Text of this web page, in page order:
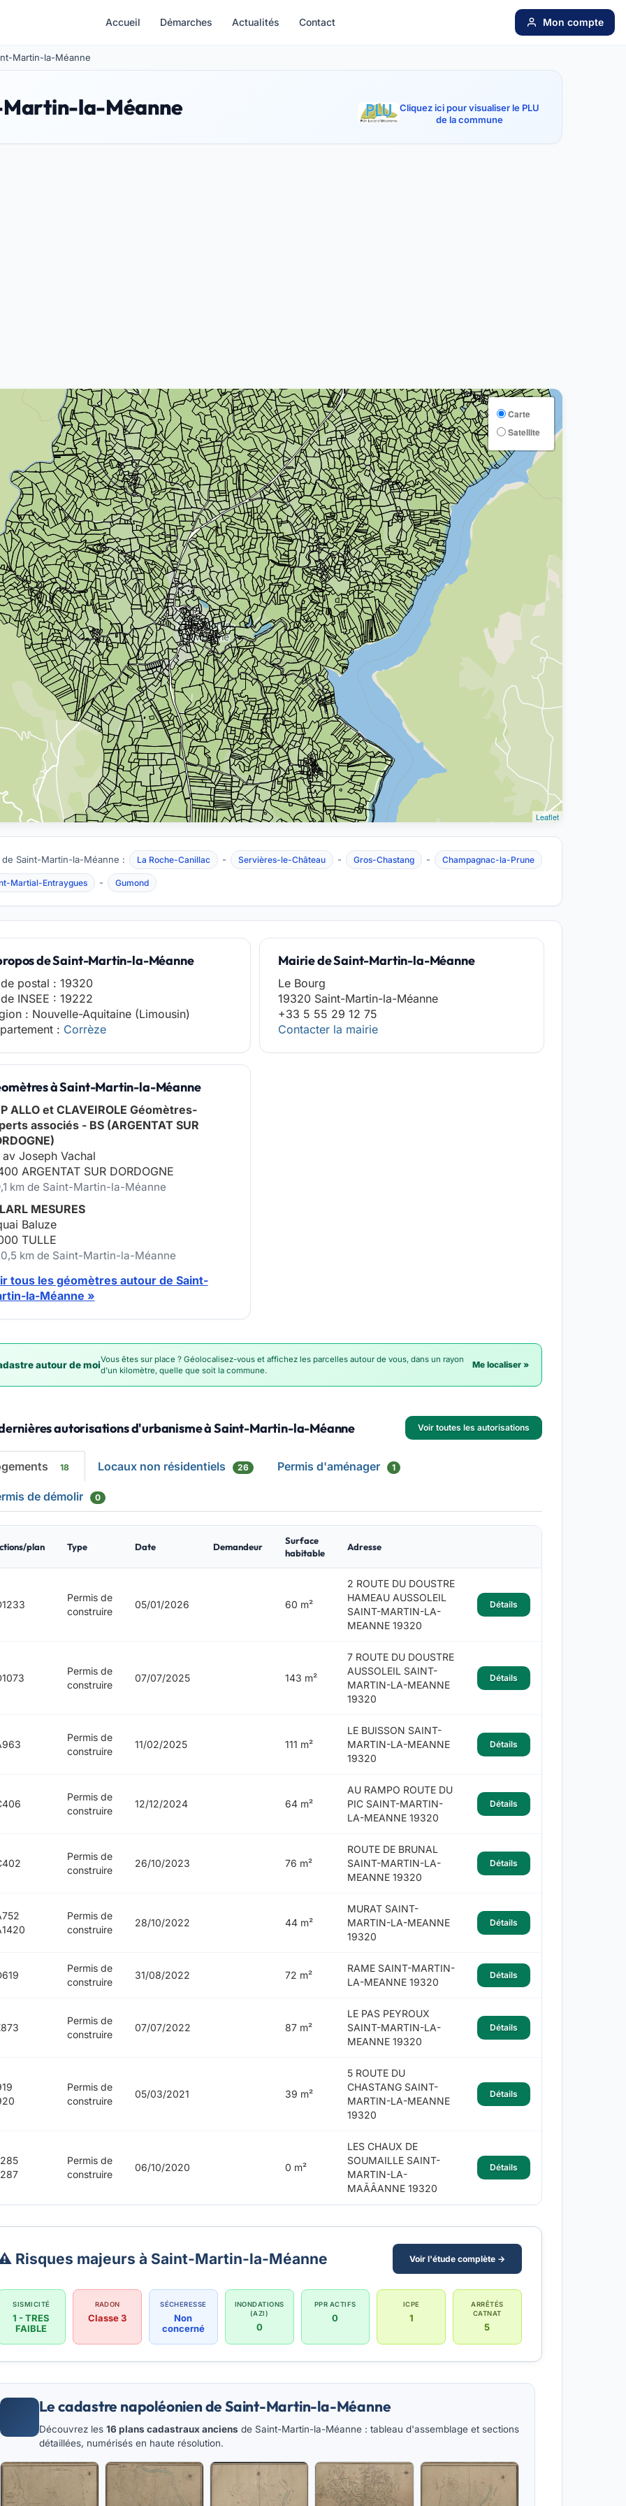
Accueil Démarches Actualités Contact Mon compte
Martin-la-Méanne
Martin-la-Méanne
Cliquez ici pour visualiser le PLU
de la commune
Carte
Satellite
Leaflet
Saint-Martin-la-Méanne : La Roche-Canillac - Servières-le-Château - Gros-Chastang - Champagnac-la-Prune
Martial-Entraygues - Gumond
de Saint-Martin-la-Méanne
postal : 19320
INSEE : 19222
: Nouvelle-Aquitaine (Limousin)
: Corrèze
Mairie de Saint-Martin-la-Méanne
Le Bourg
19320 Saint-Martin-la-Méanne
+33 5 55 29 12 75
Contacter la mairie
à Saint-Martin-la-Méanne
ALLO et CLAVEIROLE Géomètres-
associés - BS (ARGENTAT SUR
Joseph Vachal
ARGENTAT SUR DORDOGNE
km de Saint-Martin-la-Méanne
MESURES
Baluze
TULLE
km de Saint-Martin-la-Méanne
tous les géomètres autour de Saint-
la-Méanne »
autour de moiVous êtes sur place ? Géolocalisez-vous et affichez les parcelles autour de vous, dans un rayon
d'un kilomètre, quelle que soit la commune.
Me localiser »
autorisations d'urbanisme à Saint-Martin-la-Méanne Voir toutes les autorisations
18 Locaux non résidentiels 26 Permis d'aménager 1
de démolir 0
plan Type Date Demandeur
Surface
habitable
Adresse
Permis de
construire
05/01/2026 60 m²
2 ROUTE DU DOUSTRE
HAMEAU AUSSOLEIL
SAINT-MARTIN-LA-
MEANNE 19320
Détails
Permis de
construire
07/07/2025 143 m²
7 ROUTE DU DOUSTRE
AUSSOLEIL SAINT-
MARTIN-LA-MEANNE
19320
Détails
Permis de
construire
11/02/2025 111 m²
LE BUISSON SAINT-
MARTIN-LA-MEANNE
19320
Détails
Permis de
construire
12/12/2024 64 m²
AU RAMPO ROUTE DU
PIC SAINT-MARTIN-
LA-MEANNE 19320
Détails
Permis de
construire
26/10/2023 76 m²
ROUTE DE BRUNAL
SAINT-MARTIN-LA-
MEANNE 19320
Détails
Permis de
construire
28/10/2022 44 m²
MURAT SAINT-
MARTIN-LA-MEANNE
19320
Détails
Permis de
construire
31/08/2022 72 m²
RAME SAINT-MARTIN-
LA-MEANNE 19320
Détails
Permis de
construire
07/07/2022 87 m²
LE PAS PEYROUX
SAINT-MARTIN-LA-
MEANNE 19320
Détails
Permis de
construire
05/03/2021 39 m²
5 ROUTE DU
CHASTANG SAINT-
MARTIN-LA-MEANNE
19320
Détails
Permis de
construire
06/10/2020 0 m²
LES CHAUX DE
SOUMAILLE SAINT-
MARTIN-LA-
MAÃÂANNE 19320
Détails
Risques majeurs à Saint-Martin-la-Méanne Voir l'étude complète →
SISMICITÉ
1 - TRES
FAIBLE
RADON
Classe 3
SÉCHERESSE
Non
concerné
INONDATIONS
(AZI)
0
PPR ACTIFS
0
ICPE
1
ARRÊTÉS
CATNAT
5
Le cadastre napoléonien de Saint-Martin-la-Méanne
Découvrez les 16 plans cadastraux anciens de Saint-Martin-la-Méanne : tableau d'assemblage et sections
détaillées, numérisés en haute résolution.